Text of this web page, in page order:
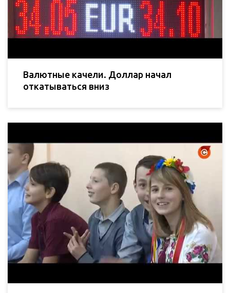
Валютные качели. Доллар начал
откатываться вниз